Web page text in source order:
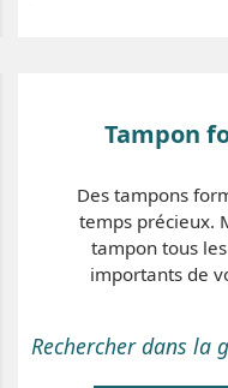
Tampon
Des tampons
temps précieux.
tampon tous
importants de
Rechercher dans la